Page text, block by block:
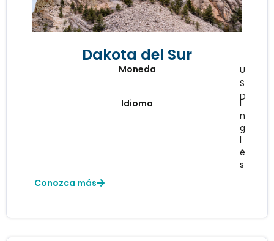
Dakota del Sur
Moneda
U
S
D
Idioma
I
n
g
l
é
s
Conozca más